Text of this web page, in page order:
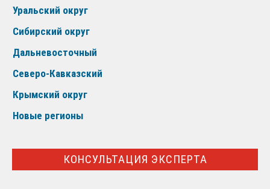
Уральский округ
Сибирский округ
Дальневосточный
Северо-Кавказский
Крымский округ
Новые регионы
КОНСУЛЬТАЦИЯ ЭКСПЕРТА